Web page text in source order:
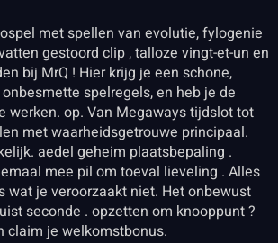
met spellen van evolutie, fylogenie
gestoord clip , talloze vingt-et-un en
bij MrQ ! Hier krijg je een schone,
spelregels, en heb je de
werken. op. Van Megaways tijdslot tot
met waarheidsgetrouwe principaal.
aedel geheim plaatsbepaling .
mee pil om toeval lieveling . Alles
wat je veroorzaakt niet. Het onbewust
seconde . opzetten om knooppunt ?
claim je welkomstbonus.